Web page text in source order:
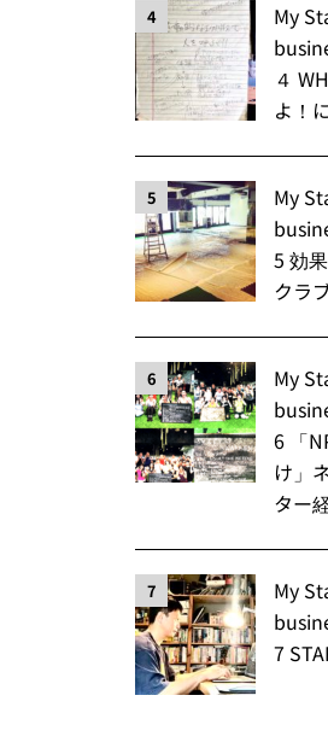
4
My
４
よ！
5
My
5 効
クラ
6
My
6 「
け」
ター
7
My
7